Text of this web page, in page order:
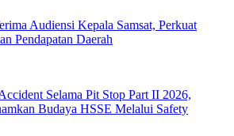
Audiensi Kepala Samsat, Perkuat
Pendapatan Daerah
Selama Pit Stop Part II 2026,
Budaya HSSE Melalui Safety